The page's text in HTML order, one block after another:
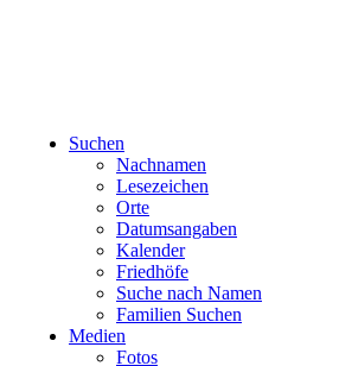
Suchen
Nachnamen
Lesezeichen
Orte
Datumsangaben
Kalender
Friedhöfe
Suche nach Namen
Familien Suchen
Medien
Fotos